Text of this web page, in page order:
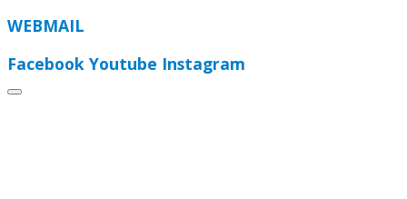
WEBMAIL
Facebook Youtube Instagram